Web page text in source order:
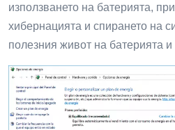
използването на батерията,
хибернацията и спирането на
полезния живот на батерията и